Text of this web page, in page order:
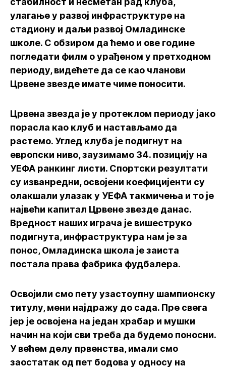
улагање у развој инфраструктуре на
стадиону и даљи развој Омладинске
школе. С обзиром да ћемо и ове године
погледати филм о урађеном у претходном
периоду, видећете да се као чланови
Црвене звезде имате чиме поносити.
Црвена звезда је у протеклом периоду јако
порасла као клуб и настављамо да
растемо. Углед клуба је подигнут на
европски ниво, заузимамо 34. позицију на
УЕФА ранкинг листи. Спортски резултати
су изванредни, освојени коефицијенти су
олакшали улазак у УЕФА такмичења и то је
највећи капитал Црвене звезде данас.
Вредност наших играча је вишеструко
подигнута, инфраструктура нам је за
понос, Омладинска школа је заиста
постала права фабрика фудбалера.
Освојили смо пету узастоупну шампионску
титулу, мени најдражу до сада. Пре свега
јер је освојена на један храбар и мушки
начин на који сви треба да будемо поносни.
У већем делу првенства, имали смо
заостатак од пет бодова у односу на